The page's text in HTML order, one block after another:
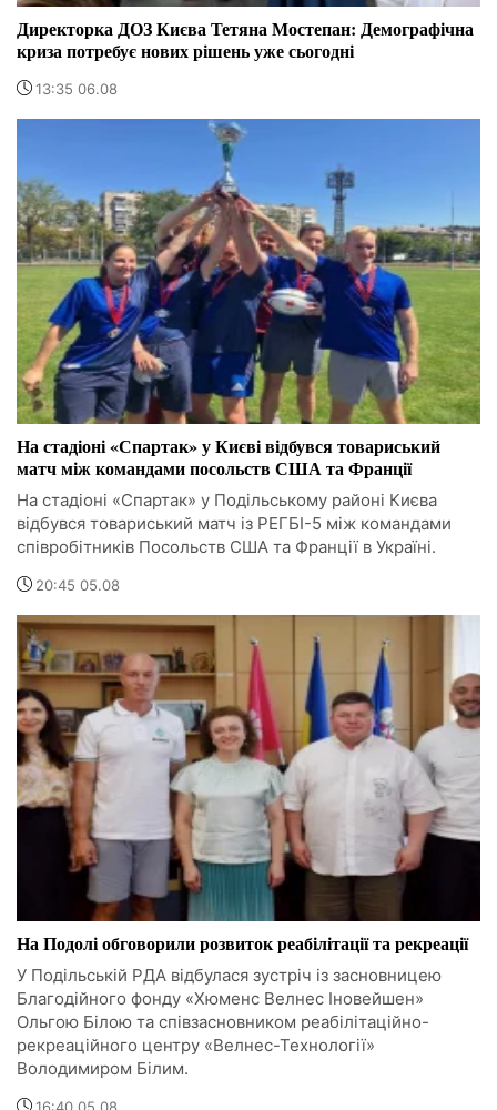
Директорка ДОЗ Києва Тетяна Мостепан: Демографічна
криза потребує нових рішень уже сьогодні
13:35 06.08
На стадіоні «Спартак» у Києві відбувся товариський
матч між командами посольств США та Франції
На стадіоні «Спартак» у Подільському районі Києва
відбувся товариський матч із РЕГБІ-5 між командами
співробітників Посольств США та Франції в Україні.
20:45 05.08
На Подолі обговорили розвиток реабілітації та рекреації
У Подільській РДА відбулася зустріч із засновницею
Благодійного фонду «Хюменс Велнес Іновейшен»
Ольгою Білою та співзасновником реабілітаційно-
рекреаційного центру «Велнес-Технології»
Володимиром Білим.